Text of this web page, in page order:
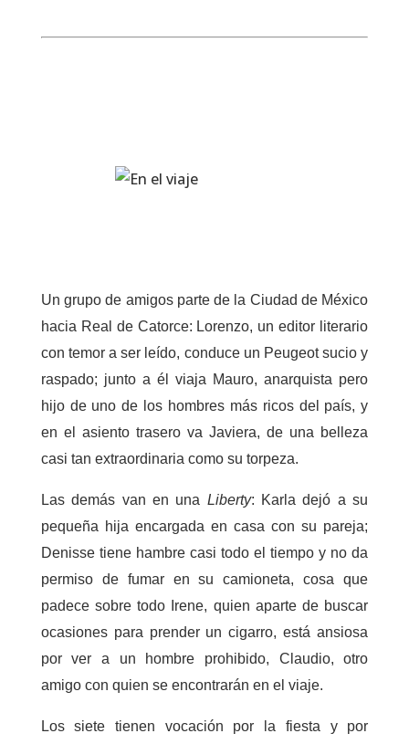
Un grupo de amigos parte de la Ciudad de México
hacia Real de Catorce: Lorenzo, un editor literario
con temor a ser leído, conduce un Peugeot sucio y
raspado; junto a él viaja Mauro, anarquista pero
hijo de uno de los hombres más ricos del país, y
en el asiento trasero va Javiera, de una belleza
casi tan extraordinaria como su torpeza.
Las demás van en una Liberty: Karla dejó a su
pequeña hija encargada en casa con su pareja;
Denisse tiene hambre casi todo el tiempo y no da
permiso de fumar en su camioneta, cosa que
padece sobre todo Irene, quien aparte de buscar
ocasiones para prender un cigarro, está ansiosa
por ver a un hombre prohibido, Claudio, otro
amigo con quien se encontrarán en el viaje.
Los siete tienen vocación por la fiesta y por